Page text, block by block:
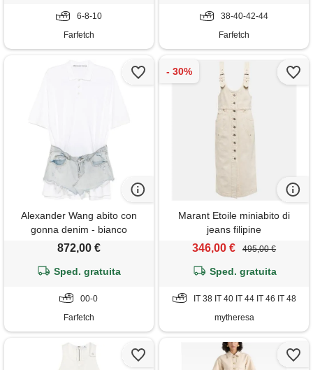
6-8-10
Farfetch
38-40-42-44
Farfetch
Alexander Wang abito con
gonna denim - bianco
872,00 €
Sped. gratuita
00-0
Farfetch
Marant Etoile miniabito di
jeans filipine
346,00 € 495,00 €
Sped. gratuita
IT 38 IT 40 IT 44 IT 46 IT 48
mytheresa